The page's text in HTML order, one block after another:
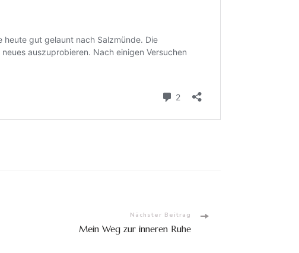
Nächster Beitrag
Mein Weg zur inneren Ruhe